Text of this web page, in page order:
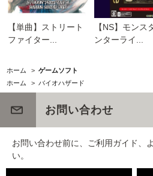
【単曲】ストリート
ファイター...
【NS】モンス
ンターライ...
ホーム > ゲームソフト
ホーム
> バイオハザード
お問い合わせ
お問い合わせ前に、ご利用ガイド、
い。